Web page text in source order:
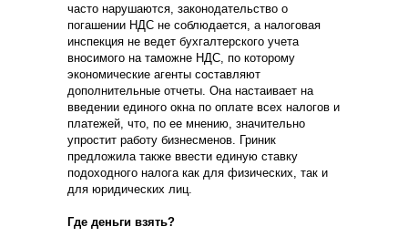
часто нарушаются, законодательство о
погашении НДС не соблюдается, а налоговая
инспекция не ведет бухгалтерского учета
вносимого на таможне НДС, по которому
экономические агенты составляют
дополнительные отчеты. Она настаивает на
введении единого окна по оплате всех налогов и
платежей, что, по ее мнению, значительно
упростит работу бизнесменов. Гриник
предложила также ввести единую ставку
подоходного налога как для физических, так и
для юридических лиц.
Где деньги взять?